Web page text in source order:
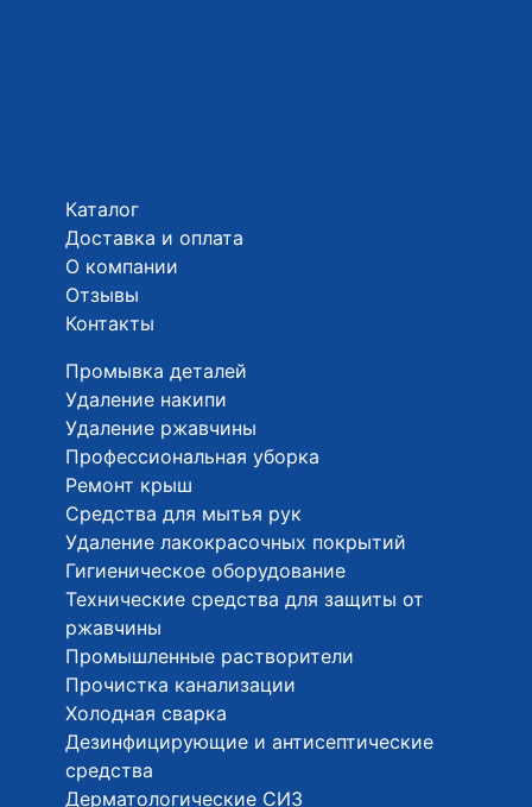
Каталог
Доставка и оплата
О компании
Отзывы
Контакты
Промывка деталей
Удаление накипи
Удаление ржавчины
Профессиональная уборка
Ремонт крыш
Средства для мытья рук
Удаление лакокрасочных покрытий
Гигиеническое оборудование
Технические средства для защиты от
ржавчины
Промышленные растворители
Прочистка канализации
Холодная сварка
Дезинфицирующие и антисептические
средства
Дерматологические СИЗ